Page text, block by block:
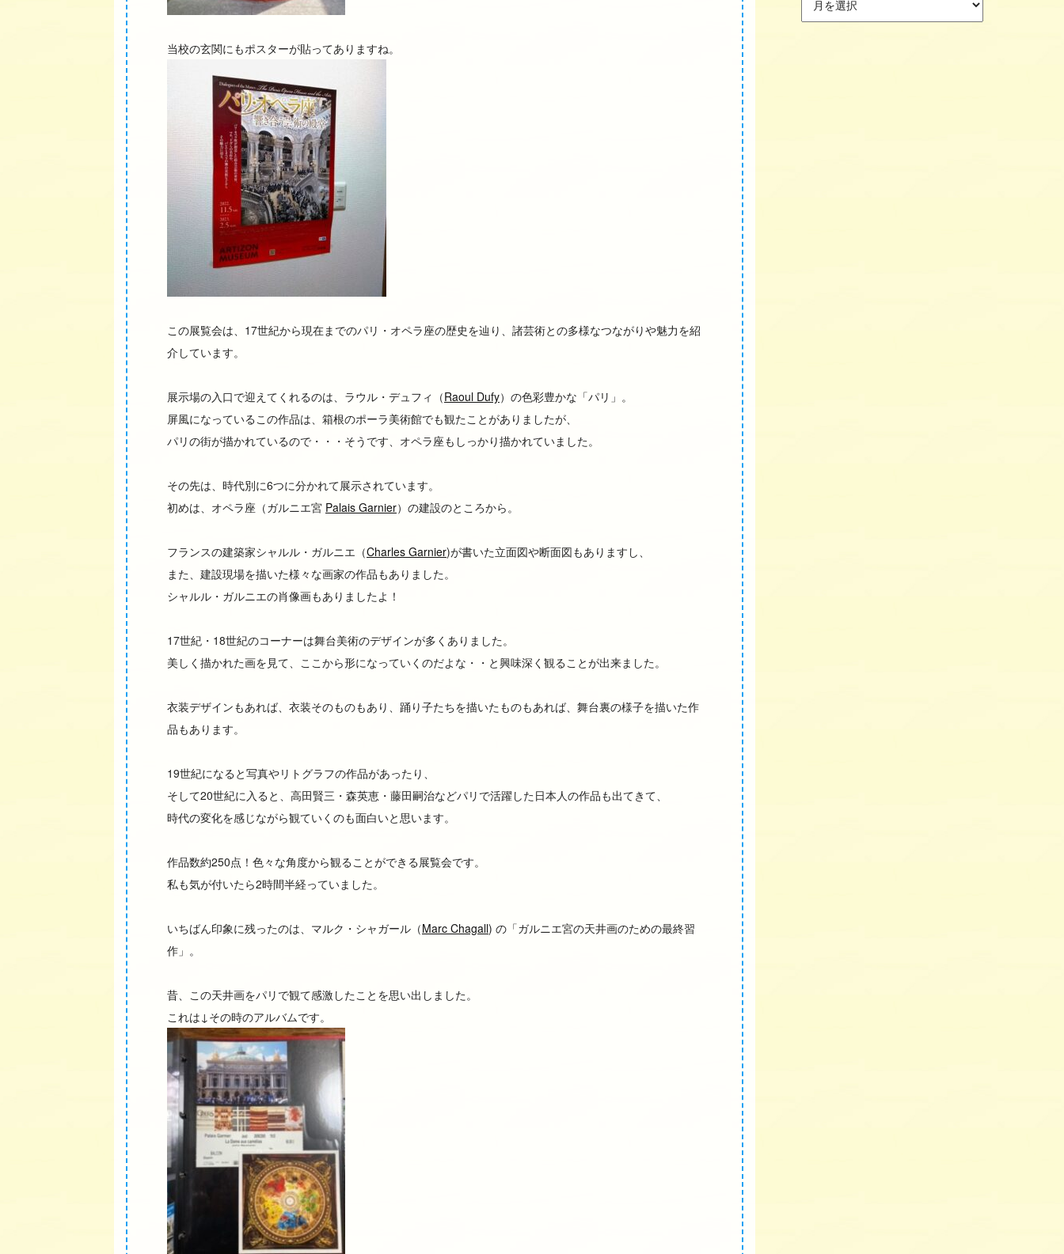
当校の玄関にもポスターが貼ってありますね。
この展覧会は、17世紀から現在までのパリ・オペラ座の歴史を辿り、諸芸術との多様なつながりや魅力を紹
介しています。
展示場の入口で迎えてくれるのは、ラウル・デュフィ（Raoul Dufy）の色彩豊かな「パリ」。
屏風になっているこの作品は、箱根のポーラ美術館でも観たことがありましたが、
パリの街が描かれているので・・・そうです、オペラ座もしっかり描かれていました。
その先は、時代別に6つに分かれて展示されています。
初めは、オペラ座（ガルニエ宮 Palais Garnier）の建設のところから。
フランスの建築家シャルル・ガルニエ（Charles Garnier)が書いた立面図や断面図もありますし、
また、建設現場を描いた様々な画家の作品もありました。
シャルル・ガルニエの肖像画もありましたよ！
17世紀・18世紀のコーナーは舞台美術のデザインが多くありました。
美しく描かれた画を見て、ここから形になっていくのだよな・・と興味深く観ることが出来ました。
衣装デザインもあれば、衣装そのものもあり、踊り子たちを描いたものもあれば、舞台裏の様子を描いた作
品もあります。
19世紀になると写真やリトグラフの作品があったり、
そして20世紀に入ると、高田賢三・森英恵・藤田嗣治などパリで活躍した日本人の作品も出てきて、
時代の変化を感じながら観ていくのも面白いと思います。
作品数約250点！色々な角度から観ることができる展覧会です。
私も気が付いたら2時間半経っていました。
いちばん印象に残ったのは、マルク・シャガール（Marc Chagall) の「ガルニエ宮の天井画のための最終習
作」。
昔、この天井画をパリで観て感激したことを思い出しました。
これは↓その時のアルバムです。